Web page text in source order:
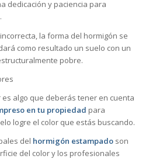
dedicación y paciencia para
la forma del hormigón se
como resultado un suelo con un
pobre.
es algo que deberás tener en cuenta
en tu propiedad para
logre el color que estás buscando.
del hormigón estampadoson
del color y los profesionales